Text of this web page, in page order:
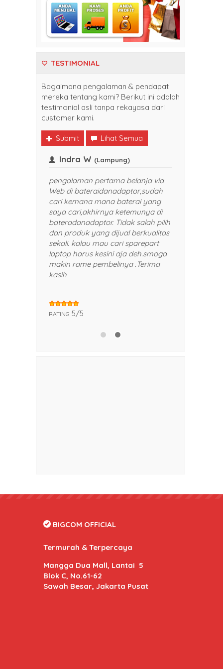
TESTIMONIAL
Bagaimana pengalaman & pendapat
mereka tentang kami? Berikut ini adalah
testimonial asli tanpa rekayasa dari
customer kami.
Submit Lihat Semua
Harganya
pelayanan yang
banget. Sukses selalu
rekomendasikan
dan kerabat saya.
Indra W
pengalaman pertama belanja via
Web di bateraidanadaptor,sudah
cari kemana mana baterai yang
saya cari,akhirnya ketemunya di
bateradanadaptor. Tidak salah pilih
dan produk yang dijual berkualitas
sekali. kalau mau cari sparepart
laptop harus kesini aja deh.smoga
makin rame pembelinya .Terima
Mangga Dua Mall, Lantai 5
Blok C, No.61-62
Sawah Besar, Jakarta Pusat